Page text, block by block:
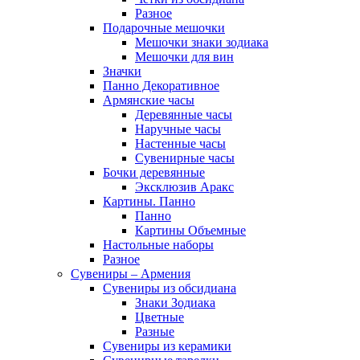
Разное
Подарочные мешочки
Мешочки знаки зодиака
Мешочки для вин
Значки
Панно Декоративное
Армянские часы
Деревянные часы
Наручные часы
Настенные часы
Сувенирные часы
Бочки деревянные
Эксклюзив Аракс
Картины. Панно
Панно
Картины Объемные
Настольные наборы
Разное
Сувениры – Армения
Сувениры из обсидиана
Знаки Зодиака
Цветные
Разные
Сувениры из керамики